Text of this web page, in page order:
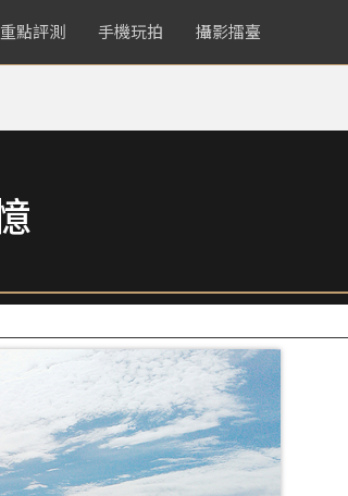
重點評測 手機玩拍 攝影擂臺